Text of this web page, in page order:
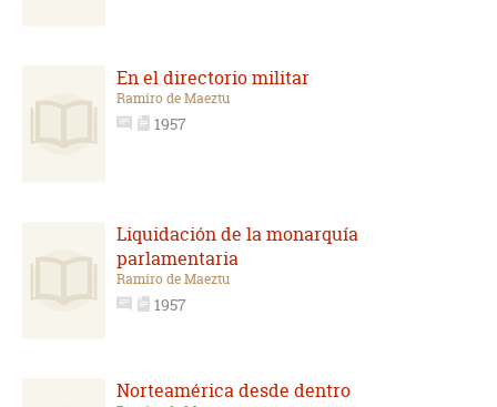
En el directorio militar
Ramiro de Maeztu
1957
Liquidación de la monarquía
parlamentaria
Ramiro de Maeztu
1957
Norteamérica desde dentro